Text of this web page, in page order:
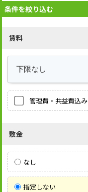
条件を絞り込む
賃料
管理費・共益費込み
敷金
なし
指定しない